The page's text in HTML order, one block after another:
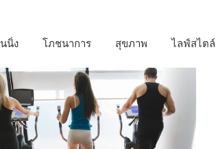
นิ่ง โภชนาการ สุขภาพ ไลฟ์สไตล์